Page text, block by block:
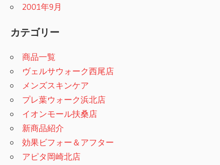
2001年9月
カテゴリー
商品一覧
ヴェルサウォーク西尾店
メンズスキンケア
プレ葉ウォーク浜北店
イオンモール扶桑店
新商品紹介
効果ビフォー＆アフター
アピタ岡崎北店